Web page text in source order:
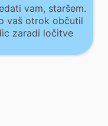
vam, staršem.
vaš otrok občutil
zaradi ločitve